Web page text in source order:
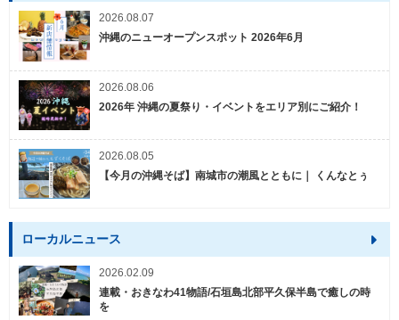
2026.08.07
沖縄のニューオープンスポット 2026年6月
2026.08.06
2026年 沖縄の夏祭り・イベントをエリア別にご紹介！
2026.08.05
【今月の沖縄そば】南城市の潮風とともに｜ くんなとぅ
ローカルニュース
2026.02.09
連載・おきなわ41物語/石垣島北部平久保半島で癒しの時
を